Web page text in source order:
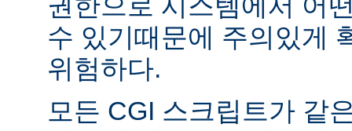
수 있기때문에 주의있게
위험하다.
모든 CGI 스크립트가 같